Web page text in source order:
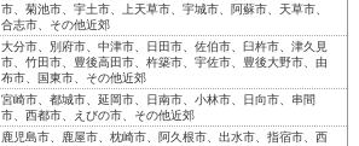
市、菊池市、宇土市、上天草市、宇城市、阿蘇市、天草市、
合志市、その他近郊
大分市、別府市、中津市、日田市、佐伯市、臼杵市、津久見
市、竹田市、豊後高田市、杵築市、宇佐市、豊後大野市、由
布市、国東市、その他近郊
宮崎市、都城市、延岡市、日南市、小林市、日向市、串間
市、西都市、えびの市、その他近郊
鹿児島市、鹿屋市、枕崎市、阿久根市、出水市、指宿市、西